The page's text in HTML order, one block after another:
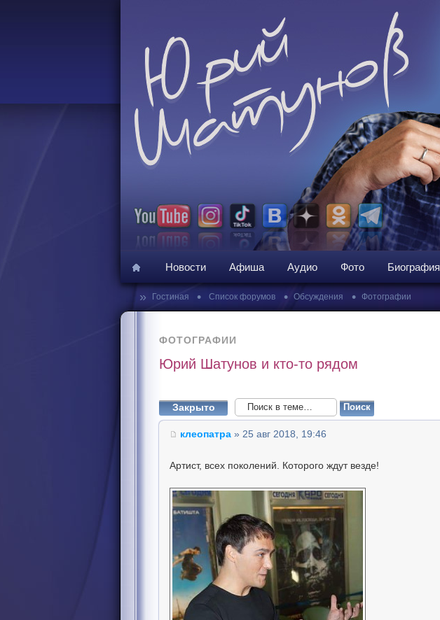
Новости Афиша Аудио Фото Биография
» Гостиная • Список форумов • Обсуждения • Фотографии
ФОТОГРАФИИ
Юрий Шатунов и кто-то рядом
Закрыто
клеопатра » 25 авг 2018, 19:46
Артист, всех поколений. Которого ждут везде!